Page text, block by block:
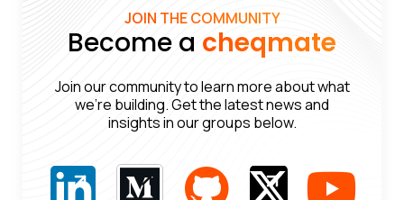
JOIN THE COMMUNITY
Become a cheqmate
Join our community to learn more about what
we’re building. Get the latest news and
insights in our groups below.